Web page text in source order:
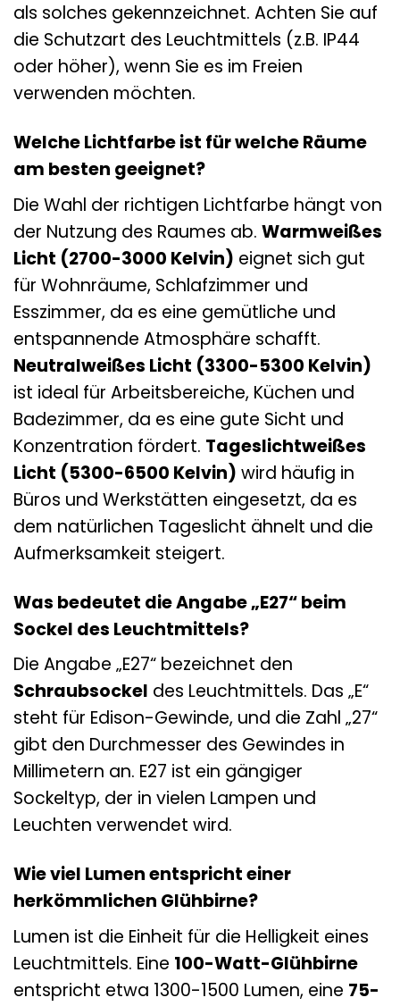
als solches gekennzeichnet. Achten Sie auf
die Schutzart des Leuchtmittels (z.B. IP44
oder höher), wenn Sie es im Freien
verwenden möchten.
Welche Lichtfarbe ist für welche Räume
am besten geeignet?
Die Wahl der richtigen Lichtfarbe hängt von
der Nutzung des Raumes ab. Warmweißes
Licht (2700-3000 Kelvin) eignet sich gut
für Wohnräume, Schlafzimmer und
Esszimmer, da es eine gemütliche und
entspannende Atmosphäre schafft.
Neutralweißes Licht (3300-5300 Kelvin)
ist ideal für Arbeitsbereiche, Küchen und
Badezimmer, da es eine gute Sicht und
Konzentration fördert. Tageslichtweißes
Licht (5300-6500 Kelvin) wird häufig in
Büros und Werkstätten eingesetzt, da es
dem natürlichen Tageslicht ähnelt und die
Aufmerksamkeit steigert.
Was bedeutet die Angabe „E27“ beim
Sockel des Leuchtmittels?
Die Angabe „E27“ bezeichnet den
Schraubsockel des Leuchtmittels. Das „E“
steht für Edison-Gewinde, und die Zahl „27“
gibt den Durchmesser des Gewindes in
Millimetern an. E27 ist ein gängiger
Sockeltyp, der in vielen Lampen und
Leuchten verwendet wird.
Wie viel Lumen entspricht einer
herkömmlichen Glühbirne?
Lumen ist die Einheit für die Helligkeit eines
Leuchtmittels. Eine 100-Watt-Glühbirne
entspricht etwa 1300-1500 Lumen, eine 75-